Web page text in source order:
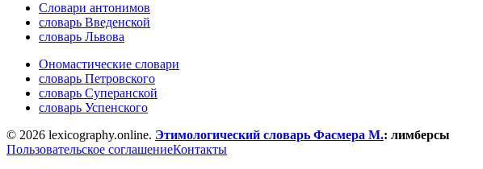
Словари антонимов
словарь Введенской
словарь Львова
Ономастические словари
словарь Петровского
словарь Суперанской
словарь Успенского
© 2026 lexicography.online. Этимологический словарь Фасмера М.: лимберсы
Пользовательское соглашениеКонтакты